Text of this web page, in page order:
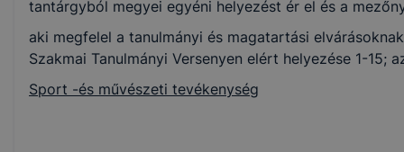
tantárgyból megyei egyéni helyezést ér el és a
aki megfelel a tanulmányi és magatartási
Szakmai Tanulmányi Versenyen elért helyezése 1-15;
Sport -és művészeti tevékenység